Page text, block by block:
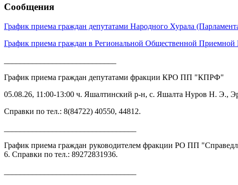
Сообщения
График приема граждан депутатами Народного Хурала
График приема граждан в Региональной Общественной
График приема граждан депутатами фракции КРО ПП "КПРФ"
05.08.26, 11:00-13:00 ч. Яшалтинский р-н, с. Яшалта Нуров Н.
Справки по тел.: 8(84722) 40550, 44812.
График приема граждан руководителем фракции РО ПП
6. Справки по тел.: 89272831936.